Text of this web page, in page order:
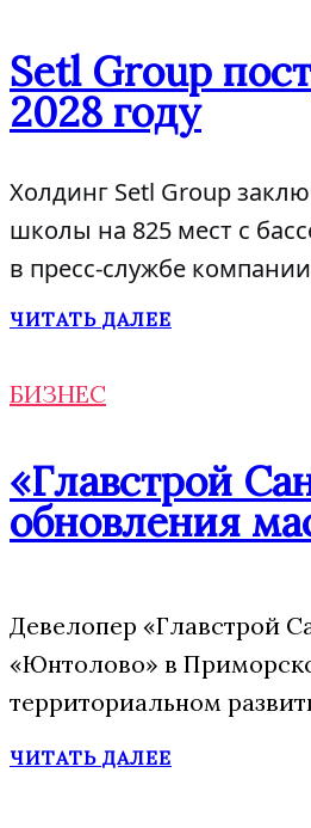
Setl Group
2028 году
Холдинг Setl Group
школы на 825 мест с
в пресс-службе
ЧИТАТЬ ДАЛЕЕ
БИЗНЕС
«Главстрой
обновления
Девелопер «Главстрой
«Юнтолово» в
территориальном
ЧИТАТЬ ДАЛЕЕ